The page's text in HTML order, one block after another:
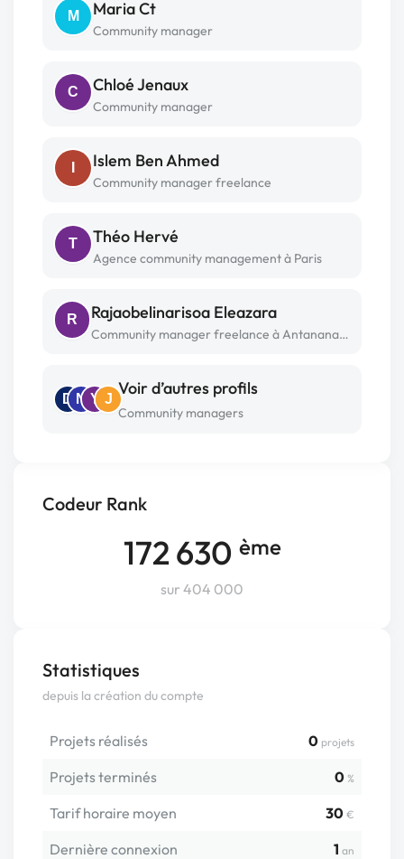
Codeur Rank
172 630 ème
sur 404 000
Statistiques
depuis la création du compte
Projets réalisés 0 projets
Projets terminés 0 %
Tarif horaire moyen 30 €
Dernière connexion 1 an
M Maria Ct
Community manager
C Chloé Jenaux
Community manager
Islem Ben Ahmed
Community manager freelance
T Théo Hervé
Agence community management à Paris
R Rajaobelinarisoa Eleazara
Community manager freelance à Antananarivo
D N Y J
Voir d’autres profils
Community managers